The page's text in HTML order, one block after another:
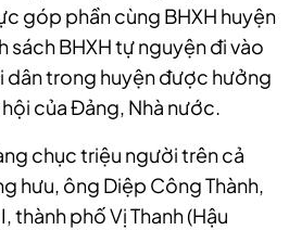
góp phần cùng BHXH huyện
sách BHXH tự nguyện đi vào
trong huyện được hưởng
hội của Đảng, Nhà nước.
chục triệu người trên cả
hưu, ông Diệp Công Thành,
thành phố Vị Thanh (Hậu